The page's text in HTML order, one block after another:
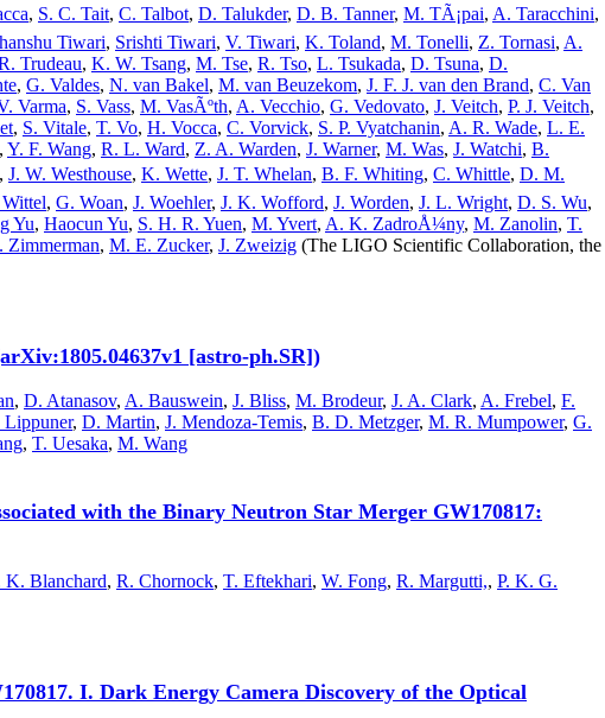
, S. C. Tait, C. Talbot, D. Talukder, D. B. Tanner, M. TÃ¡pai, A. Taracchini,
Tiwari, Srishti Tiwari, V. Tiwari, K. Toland, M. Tonelli, Z. Tornasi, A.
Trudeau, K. W. Tsang, M. Tse, R. Tso, L. Tsukada, D. Tsuna, D.
, G. Valdes, N. van Bakel, M. van Beuzekom, J. F. J. van den Brand, C. Van
Varma, S. Vass, M. VasÃºth, A. Vecchio, G. Vedovato, J. Veitch, P. J. Veitch,
, S. Vitale, T. Vo, H. Vocca, C. Vorvick, S. P. Vyatchanin, A. R. Wade, L. E.
, Y. F. Wang, R. L. Ward, Z. A. Warden, J. Warner, M. Was, J. Watchi, B.
, J. W. Westhouse, K. Wette, J. T. Whelan, B. F. Whiting, C. Whittle, D. M.
, G. Woan, J. Woehler, J. K. Wofford, J. Worden, J. L. Wright, D. S. Wu,
Yu, Haocun Yu, S. H. R. Yuen, M. Yvert, A. K. ZadroÅ¼ny, M. Zanolin, T.
Zimmerman, M. E. Zucker, J. Zweizig (The LIGO Scientific Collaboration, the
[astro-ph.SR])
, D. Atanasov, A. Bauswein, J. Bliss, M. Brodeur, J. A. Clark, A. Frebel, F.
Lippuner, D. Martin, J. Mendoza-Temis, B. D. Metzger, M. R. Mumpower, G.
, T. Uesaka, M. Wang
with the Binary Neutron Star Merger GW170817:
K. Blanchard, R. Chornock, T. Eftekhari, W. Fong, R. Margutti,, P. K. G.
I. Dark Energy Camera Discovery of the Optical